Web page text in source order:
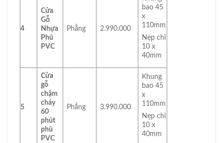
4
Cửa
Gỗ
Nhựa
Phủ
PVC
Phẳng 2.990.000
bao 45
x
110mm
Nẹp chỉ
10 x
40mm
5
Cửa
gỗ
chậm
cháy
60
phút
phủ
PVC
Phẳng 3.990.000
Khung
bao 45
x
110mm
Nẹp chỉ
10 x
40mm